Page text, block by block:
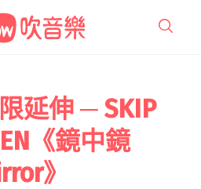
延伸 ─ SKIP
《鏡中鏡
》